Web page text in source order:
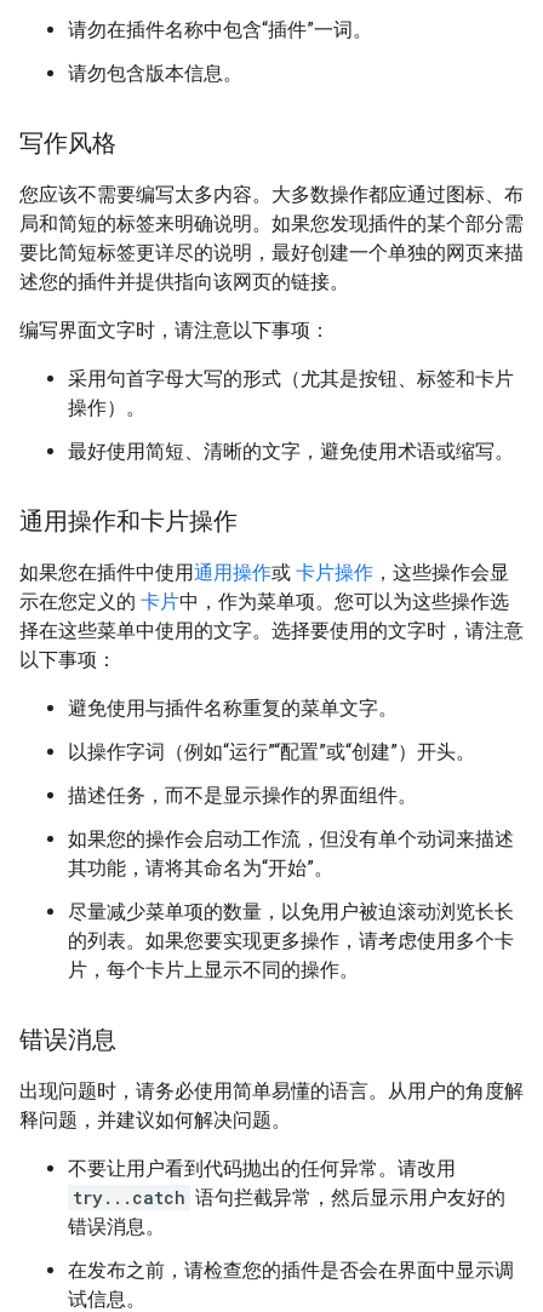
请勿在插件名称中包含“插件”一词。
请勿包含版本信息。
写作风格
您应该不需要编写太多内容。大多数操作都应通过图标、布
局和简短的标签来明确说明。如果您发现插件的某个部分需
要比简短标签更详尽的说明，最好创建一个单独的网页来描
述您的插件并提供指向该网页的链接。
编写界面文字时，请注意以下事项：
采用句首字母大写的形式（尤其是按钮、标签和卡片
操作）。
最好使用简短、清晰的文字，避免使用术语或缩写。
通用操作和卡片操作
如果您在插件中使用通用操作或 卡片操作 ，这些操作会显
示在您定义的 卡片中，作为菜单项。您可以为这些操作选
择在这些菜单中使用的文字。选择要使用的文字时，请注意
以下事项：
避免使用与插件名称重复的菜单文字。
以操作字词（例如“运行”“配置”或“创建”）开头。
描述任务，而不是显示操作的界面组件。
如果您的操作会启动工作流，但没有单个动词来描述
其功能，请将其命名为“开始”。
尽量减少菜单项的数量，以免用户被迫滚动浏览长长
的列表。如果您要实现更多操作，请考虑使用多个卡
片，每个卡片上显示不同的操作。
错误消息
出现问题时，请务必使用简单易懂的语言。从用户的角度解
释问题，并建议如何解决问题。
不要让用户看到代码抛出的任何异常。请改用
try...catch 语句拦截异常，然后显示用户友好的
错误消息。
在发布之前，请检查您的插件是否会在界面中显示调
试信息。